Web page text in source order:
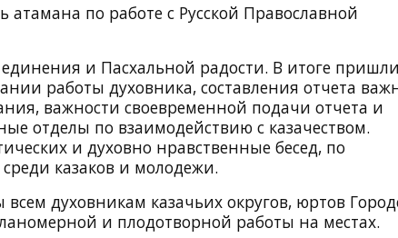
по работе с Русской Православной
и Пасхальной радости. В итоге
работы духовника, составления отчета
важности своевременной подачи отчета и
отделы по взаимодействию с казачеством.
и духовно нравственные бесед, по
казаков и молодежи.
духовникам казачьих округов, юртов
и плодотворной работы на местах.